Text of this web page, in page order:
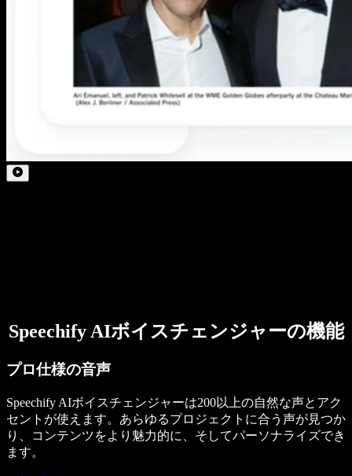
Speechify AIボイスチェンジャーの機能
プロ仕様の音声
Speechify AIボイスチェンジャーは200以上の自然な声とアク
セントが使えます。あらゆるプロジェクトに合う声が見つか
り、コンテンツをより魅力的に、そしてパーソナライズでき
ます。